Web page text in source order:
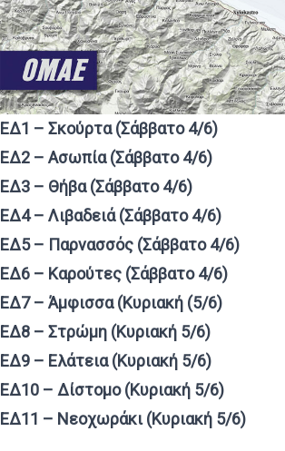
ΕΔ1 – Σκούρτα (Σάββατο 4/6)
ΕΔ2 – Ασωπία (Σάββατο 4/6)
ΕΔ3 – Θήβα (Σάββατο 4/6)
ΕΔ4 – Λιβαδειά (Σάββατο 4/6)
ΕΔ5 – Παρνασσός (Σάββατο 4/6)
ΕΔ6 – Καρούτες (Σάββατο 4/6)
ΕΔ7 – Άμφισσα (Κυριακή (5/6)
ΕΔ8 – Στρώμη (Κυριακή 5/6)
ΕΔ9 – Ελάτεια (Κυριακή 5/6)
ΕΔ10 – Δίστομο (Κυριακή 5/6)
ΕΔ11 – Νεοχωράκι (Κυριακή 5/6)